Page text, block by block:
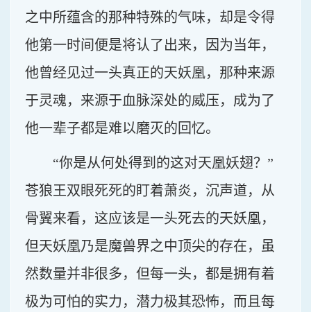
之中所蕴含的那种特殊的气味，却是令得
他第一时间便是将认了出来，因为当年，
他曾经见过一头真正的天妖凰，那种来源
于灵魂，来源于血脉深处的威压，成为了
他一辈子都是难以磨灭的回忆。
“你是从何处得到的这对天凰妖翅？”
苍狼王双眼死死的盯着萧炎，沉声道，从
骨翼来看，这应该是一头死去的天妖凰，
但天妖凰乃是魔兽界之中顶尖的存在，虽
然数量并非很多，但每一头，都是拥有着
极为可怕的实力，潜力极其恐怖，而且每